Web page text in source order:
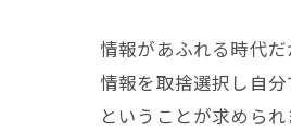
情報があふれる時代だ
情報を取捨選択し自分
ということが求められ